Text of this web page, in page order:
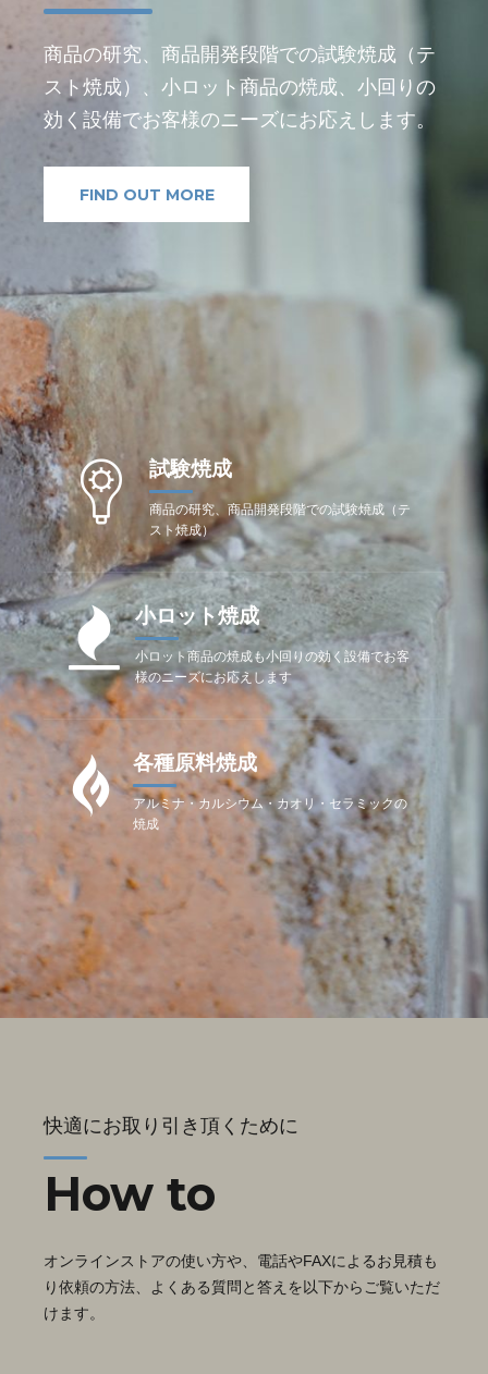
商品の研究、商品開発段階での試験焼成（テ
スト焼成）、小ロット商品の焼成、小回りの
効く設備でお客様のニーズにお応えします。
FIND OUT MORE
試験焼成
商品の研究、商品開発段階での試験焼成（テ
スト焼成）
小ロット焼成
小ロット商品の焼成も小回りの効く設備でお客
様のニーズにお応えします
各種原料焼成
アルミナ・カルシウム・カオリ・セラミックの
焼成
快適にお取り引き頂くために
How to
オンラインストアの使い方や、電話やFAXによるお見積も
り依頼の方法、よくある質問と答えを以下からご覧いただ
けます。